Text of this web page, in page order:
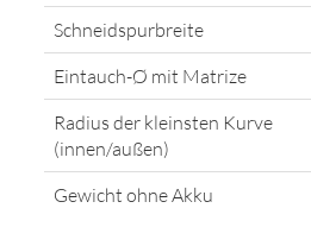
Schneidspurbreite
Eintauch-Ø mit Matrize
Radius der kleinsten Kurve
(innen/außen)
Gewicht ohne Akku